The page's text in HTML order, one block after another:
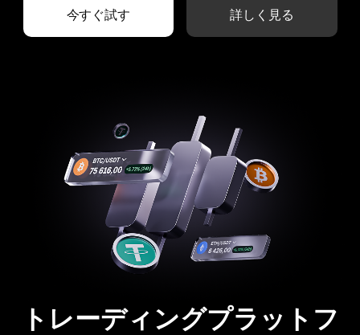
今すぐ試す 詳しく見る
トレーディングプラットフ